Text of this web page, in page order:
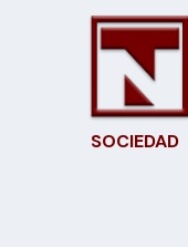
SOCIEDAD